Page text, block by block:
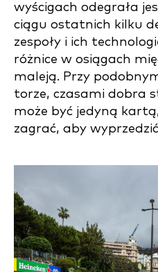
wyścigach odegrała
ciągu ostatnich kilku
zespoły i ich
różnice w osiągach
maleją. Przy
torze, czasami dobra
może być jedyną
zagrać, aby